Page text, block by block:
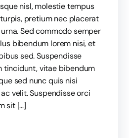
nisl, molestie tempus
pretium nec placerat
Sed commodo semper
bibendum lorem nisi, et
sed. Suspendisse
tincidunt, vitae bibendum
sed nunc quis nisi
velit. Suspendisse orci
sit […]